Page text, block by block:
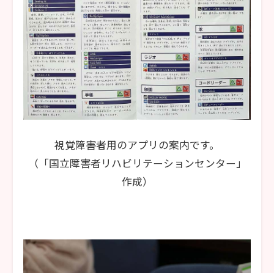
視覚障害者用のアプリの案内です。
（「国立障害者リハビリテーションセンター」
作成）